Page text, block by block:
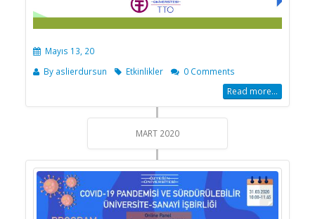
Mayıs 13, 20
By aslierdursun Etkinlikler 0 Comments
Read more...
MART 2020